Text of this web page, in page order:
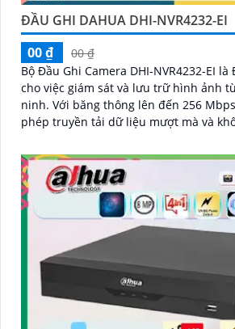
ĐẦU GHI DAHUA DHI-NVR4232-EI
00 ₫
00 ₫
Bộ Đầu Ghi Camera DHI-NVR4232-EI
cho việc giám sát và lưu trữ hình ảnh
ninh. Với băng thông lên đến 256 Mbps, đầu ghi này cho
phép truyền tải dữ liệu mượt mà và